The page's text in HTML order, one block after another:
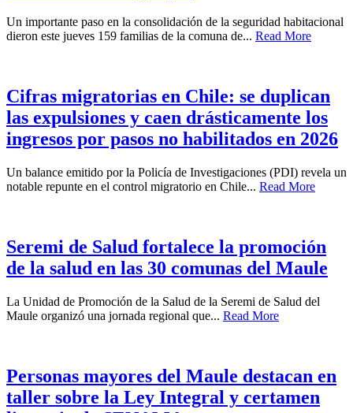
Un importante paso en la consolidación de la seguridad habitacional
dieron este jueves 159 familias de la comuna de... Read More
Cifras migratorias en Chile: se duplican
las expulsiones y caen drásticamente los
ingresos por pasos no habilitados en 2026
Un balance emitido por la Policía de Investigaciones (PDI) revela un
notable repunte en el control migratorio en Chile... Read More
Seremi de Salud fortalece la promoción
de la salud en las 30 comunas del Maule
La Unidad de Promoción de la Salud de la Seremi de Salud del
Maule organizó una jornada regional que... Read More
Personas mayores del Maule destacan en
taller sobre la Ley Integral y certamen